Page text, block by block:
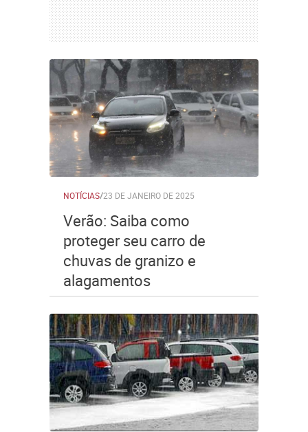
NOTÍCIAS/23 DE JANEIRO DE 2025
Verão: Saiba como
proteger seu carro de
chuvas de granizo e
alagamentos